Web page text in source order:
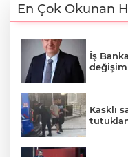
En Çok Okunan
İş
Kasklı